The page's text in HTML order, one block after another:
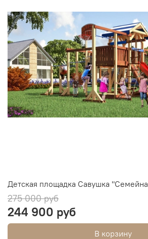
Детская площадка Савушка
275 000 руб
244 900 руб
В корзину